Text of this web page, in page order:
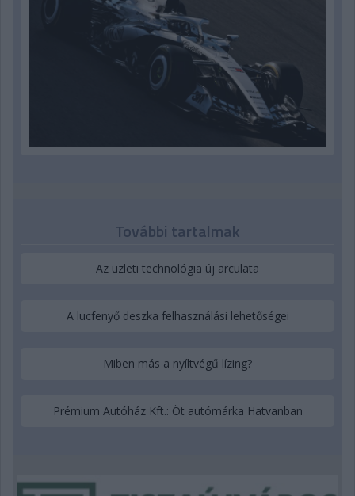
További tartalmak
Az üzleti technológia új arculata
A lucfenyő deszka felhasználási lehetőségei
Miben más a nyíltvégű lízing?
Prémium Autóház Kft.: Öt autómárka Hatvanban